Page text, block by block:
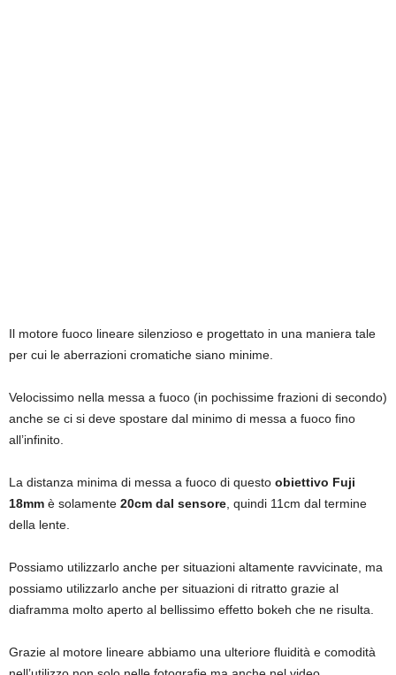
Il motore fuoco lineare silenzioso e progettato in una maniera tale
per cui le aberrazioni cromatiche siano minime.
Velocissimo nella messa a fuoco (in pochissime frazioni di secondo)
anche se ci si deve spostare dal minimo di messa a fuoco fino
all’infinito.
La distanza minima di messa a fuoco di questo obiettivo Fuji
18mm è solamente 20cm dal sensore , quindi 11cm dal termine
della lente.
Possiamo utilizzarlo anche per situazioni altamente ravvicinate, ma
possiamo utilizzarlo anche per situazioni di ritratto grazie al
diaframma molto aperto al bellissimo effetto bokeh che ne risulta.
Grazie al motore lineare abbiamo una ulteriore fluidità e comodità